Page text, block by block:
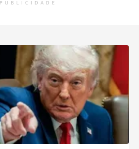
PUBLICIDADE